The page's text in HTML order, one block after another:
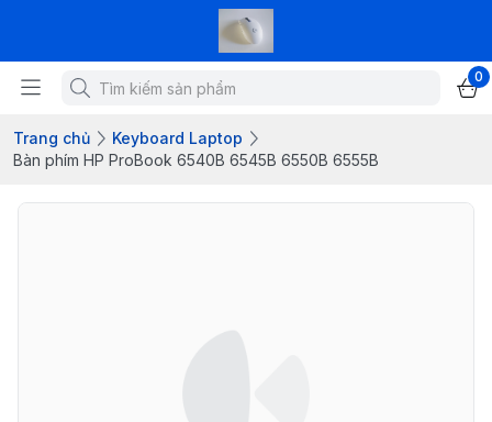
0
Trang chủ
Keyboard Laptop
Bàn phím HP ProBook 6540B 6545B 6550B 6555B